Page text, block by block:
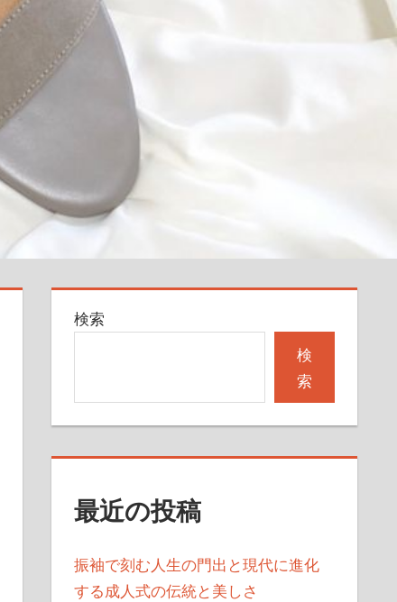
検索
検
索
最近の投稿
振袖で刻む人生の門出と現代に進化
する成人式の伝統と美しさ